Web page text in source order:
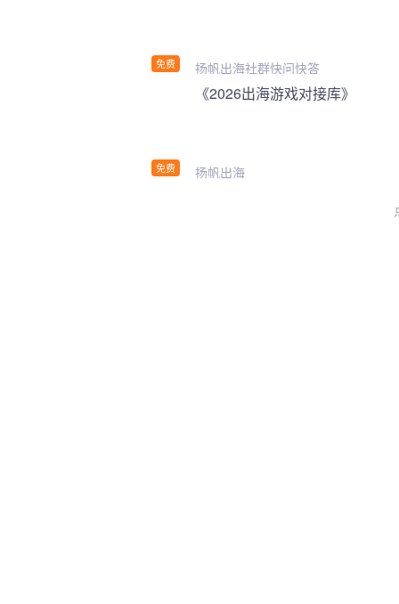
免费 扬帆出海社群快问快答
免费
《2026出海游戏对接库》
扬帆出海